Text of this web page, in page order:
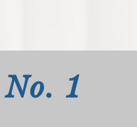
No. 1